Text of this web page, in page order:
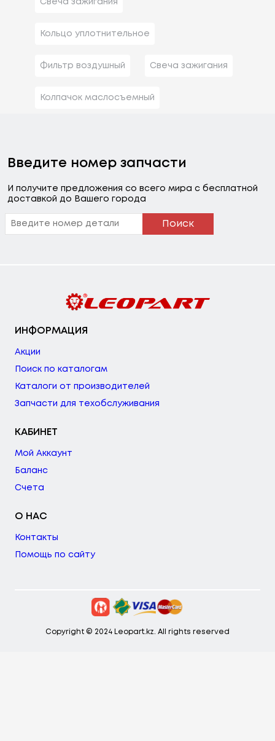
Свеча зажигания
Кольцо уплотнительное
Фильтр воздушный Свеча зажигания
Колпачок маслосъемный
Введите номер запчасти
И получите предложения со всего мира с бесплатной
доставкой до Вашего города
Поиск
ИНФОРМАЦИЯ
Акции
Поиск по каталогам
Каталоги от производителей
Запчасти для техобслуживания
КАБИНЕТ
Мой Аккаунт
Баланс
Счета
О НАС
Контакты
Помощь по сайту
Copyright © 2024 Leopart.kz. All rights reserved